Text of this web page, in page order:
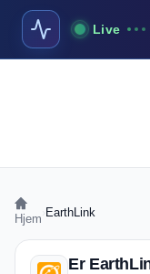
Live
Hjem EarthLink
Er